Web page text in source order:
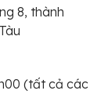
8, thành
(tất cả các